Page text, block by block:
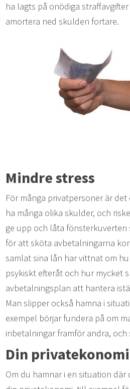
ha lagts på onödiga
amortera ned skulden fortare.
Mindre stress
För många privatpersoner är
ha många olika skulder, och
ge upp och låta
för att sköta avbetalningarna
samlat sina lån har vittnat om
psykiskt efteråt och hur mycket
avbetalningsplan att hantera
Man slipper också hamna i
exempel börjar fundera på om
inbetalningar framför andra, och
Din
Om du hamnar i en situation